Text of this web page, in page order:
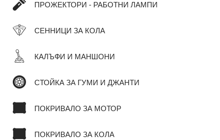
ПРОЖЕКТОРИ - РАБОТНИ ЛАМПИ
СЕННИЦИ ЗА КОЛА
КАЛЪФИ И МАНШОНИ
СТОЙКА ЗА ГУМИ И ДЖАНТИ
ПОКРИВАЛО ЗА МОТОР
ПОКРИВАЛО ЗА КОЛА